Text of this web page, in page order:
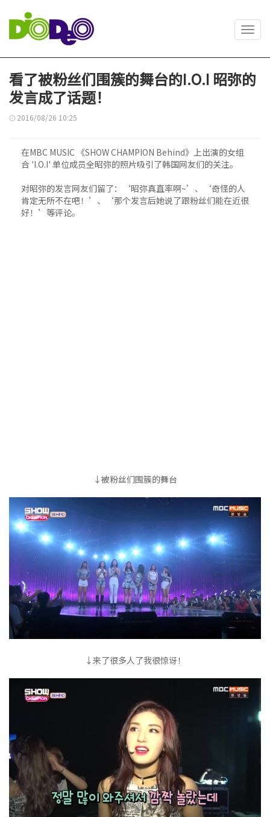
看了被粉丝们围簇的舞台的I.O.I 昭弥的
发言成了话题！
2016/08/26 10:25
在MBC MUSIC 《SHOW CHAMPION Behind》上出演的女组
合 'I.O.I' 单位成员全昭弥的照片吸引了韩国网友们的关注。
对昭弥的发言网友们留了：‘昭弥真直率啊~’、‘奇怪的人
肯定无所不在吧！’、‘那个发言后她说了跟粉丝们能在近很
好！’等评论。
↓被粉丝们围簇的舞台
↓来了很多人了我很惊讶！